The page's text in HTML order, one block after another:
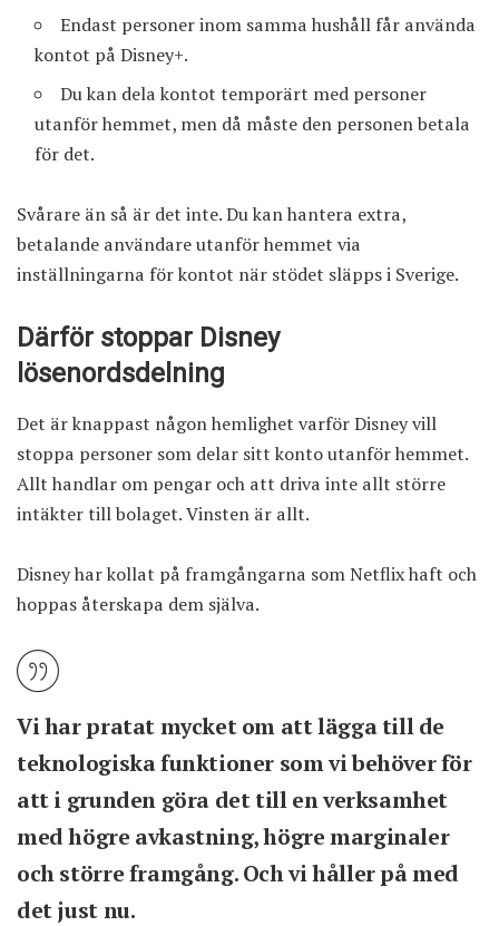
Endast personer inom samma hushåll får använda
kontot på Disney+.
Du kan dela kontot temporärt med personer
utanför hemmet, men då måste den personen betala
för det.
Svårare än så är det inte. Du kan hantera extra,
betalande användare utanför hemmet via
inställningarna för kontot när stödet släpps i Sverige.
Därför stoppar Disney
lösenordsdelning
Det är knappast någon hemlighet varför Disney vill
stoppa personer som delar sitt konto utanför hemmet.
Allt handlar om pengar och att driva inte allt större
intäkter till bolaget. Vinsten är allt.
Disney har kollat på framgångarna som Netflix haft och
hoppas återskapa dem själva.
Vi har pratat mycket om att lägga till de
teknologiska funktioner som vi behöver för
att i grunden göra det till en verksamhet
med högre avkastning, högre marginaler
och större framgång. Och vi håller på med
det just nu.